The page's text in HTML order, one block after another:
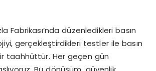
Fabrikası’nda düzenledikleri basın
gerçekleştirdikleri testler ile basın
taahhüttür. Her geçen gün